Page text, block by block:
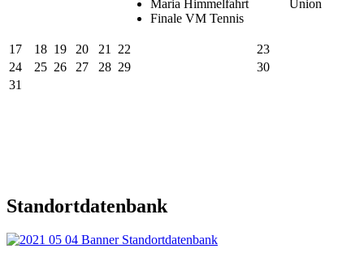
Maria Himmelfahrt
Finale VM Tennis
Union
17 18 19 20 21 22
23
24
25 26 27 28 29
30
31
Standortdatenbank